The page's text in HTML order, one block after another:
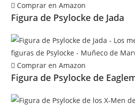
Comprar en Amazon
Figura de Psylocke de Jada
Comprar en Amazon
Figura de Psylocke de